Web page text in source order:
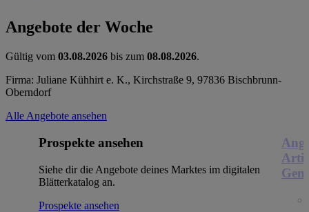
Angebote der Woche
Gültig vom 03.08.2026 bis zum 08.08.2026.
Firma: Juliane Kühhirt e. K., Kirchstraße 9, 97836 Bischbrunn-
Oberndorf
Alle Angebote ansehen
Prospekte ansehen
Siehe dir die Angebote deines Marktes im digitalen
Blätterkatalog an.
Prospekte ansehen